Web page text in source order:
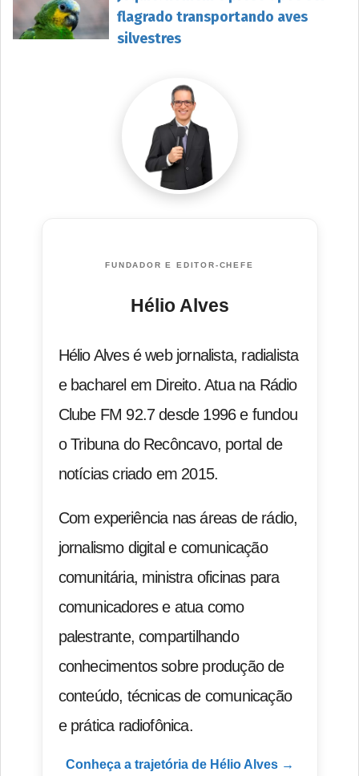
flagrado transportando aves
silvestres
FUNDADOR E EDITOR-CHEFE
Hélio Alves
Hélio Alves é web jornalista, radialista
e bacharel em Direito. Atua na Rádio
Clube FM 92.7 desde 1996 e fundou
o Tribuna do Recôncavo, portal de
notícias criado em 2015.
Com experiência nas áreas de rádio,
jornalismo digital e comunicação
comunitária, ministra oficinas para
comunicadores e atua como
palestrante, compartilhando
conhecimentos sobre produção de
conteúdo, técnicas de comunicação
e prática radiofônica.
Conheça a trajetória de Hélio Alves →